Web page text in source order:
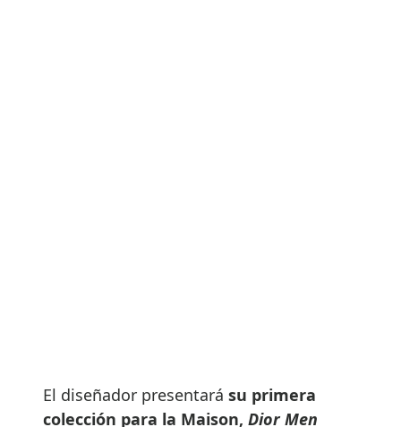
El diseñador presentará su primera
colección para la Maison, Dior Men